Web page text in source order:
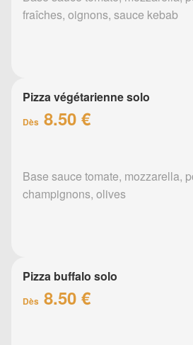
fraîches, oignons, sauce kebab
Pizza végétarienne solo
Dès 8.50 €
Base sauce tomate, mozzarella,
champignons, olives
Pizza buffalo solo
Dès 8.50 €